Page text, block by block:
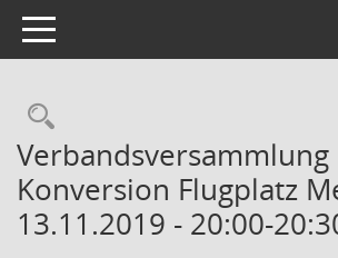
Toggle navigation
Rechercheauswahl
Verbandsversammlung
Konversion Flugplatz
13.11.2019 - 20:00-